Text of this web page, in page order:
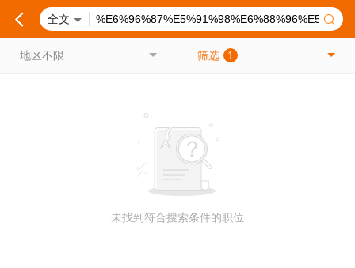
全文
地区不限 筛选 1
未找到符合搜索条件的职位